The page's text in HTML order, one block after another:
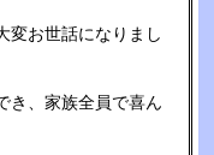
変お世話になりまし
き、家族全員で喜ん